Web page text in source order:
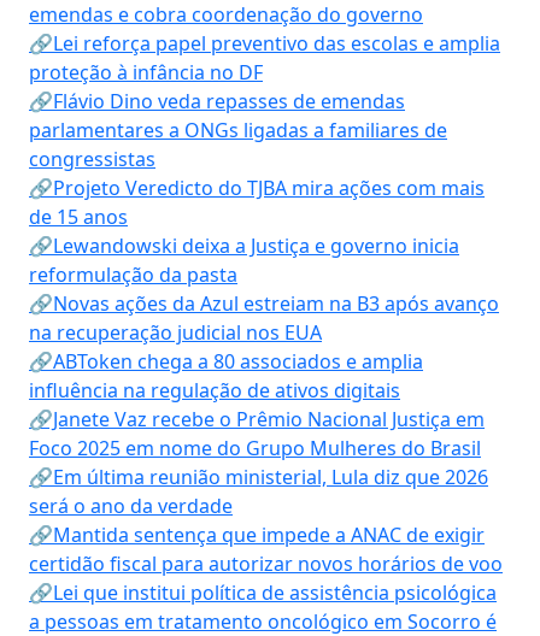
emendas e cobra coordenação do governo
🔗Lei reforça papel preventivo das escolas e amplia
proteção à infância no DF
🔗Flávio Dino veda repasses de emendas
parlamentares a ONGs ligadas a familiares de
congressistas
🔗Projeto Veredicto do TJBA mira ações com mais
de 15 anos
🔗Lewandowski deixa a Justiça e governo inicia
reformulação da pasta
🔗Novas ações da Azul estreiam na B3 após avanço
na recuperação judicial nos EUA
🔗ABToken chega a 80 associados e amplia
influência na regulação de ativos digitais
🔗Janete Vaz recebe o Prêmio Nacional Justiça em
Foco 2025 em nome do Grupo Mulheres do Brasil
🔗Em última reunião ministerial, Lula diz que 2026
será o ano da verdade
🔗Mantida sentença que impede a ANAC de exigir
certidão fiscal para autorizar novos horários de voo
🔗Lei que institui política de assistência psicológica
a pessoas em tratamento oncológico em Socorro é